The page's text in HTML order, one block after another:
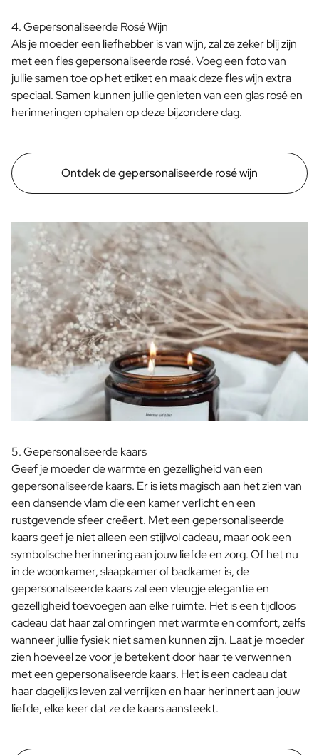
4. Gepersonaliseerde Rosé Wijn
Als je moeder een liefhebber is van wijn, zal ze zeker blij zijn
met een fles gepersonaliseerde rosé. Voeg een foto van
jullie samen toe op het etiket en maak deze fles wijn extra
speciaal. Samen kunnen jullie genieten van een glas rosé en
herinneringen ophalen op deze bijzondere dag.
Ontdek de gepersonaliseerde rosé wijn
5. Gepersonaliseerde kaars
Geef je moeder de warmte en gezelligheid van een
gepersonaliseerde kaars. Er is iets magisch aan het zien van
een dansende vlam die een kamer verlicht en een
rustgevende sfeer creëert. Met een gepersonaliseerde
kaars geef je niet alleen een stijlvol cadeau, maar ook een
symbolische herinnering aan jouw liefde en zorg. Of het nu
in de woonkamer, slaapkamer of badkamer is, de
gepersonaliseerde kaars zal een vleugje elegantie en
gezelligheid toevoegen aan elke ruimte. Het is een tijdloos
cadeau dat haar zal omringen met warmte en comfort, zelfs
wanneer jullie fysiek niet samen kunnen zijn. Laat je moeder
zien hoeveel ze voor je betekent door haar te verwennen
met een gepersonaliseerde kaars. Het is een cadeau dat
haar dagelijks leven zal verrijken en haar herinnert aan jouw
liefde, elke keer dat ze de kaars aansteekt.